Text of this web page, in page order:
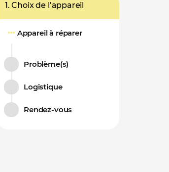
1. Choix de l’appareil
Appareil à réparer
Problème(s)
Logistique
Rendez-vous